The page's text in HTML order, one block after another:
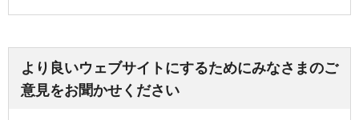
より良いウェブサイトにするためにみなさまのご
意見をお聞かせください